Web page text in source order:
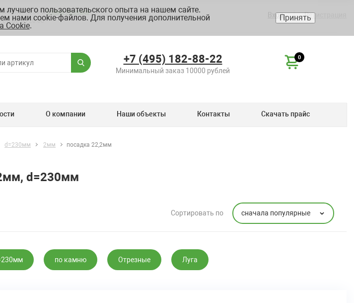
Вход Регистрация
д.39 БСхема проезда
8.00 до 20.00
+7 (495) 182-88-22
Минимальный заказ 10000 рублей
0
О компании Наши объекты Контакты Скачать прайс
d=230мм 2мм посадка 22,2мм
d=230мм
Сортировать по сначала популярные
по камню Отрезные Луга
пользовательского опыта на нашем сайте.
нами cookie-файлов. Для получения дополнительной
Cookie.
Принять